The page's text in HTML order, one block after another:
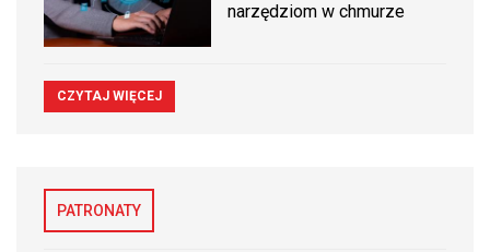
narzędziom w chmurze
CZYTAJ WIĘCEJ
PATRONATY